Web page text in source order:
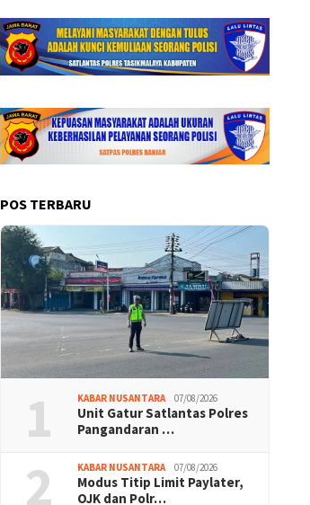
POS TERBARU
1 KABAR NUSANTARA 07/08/2026
Unit Gatur Satlantas Polres
Pangandaran …
2 KABAR NUSANTARA 07/08/2026
Modus Titip Limit Paylater,
OJK dan Polr…